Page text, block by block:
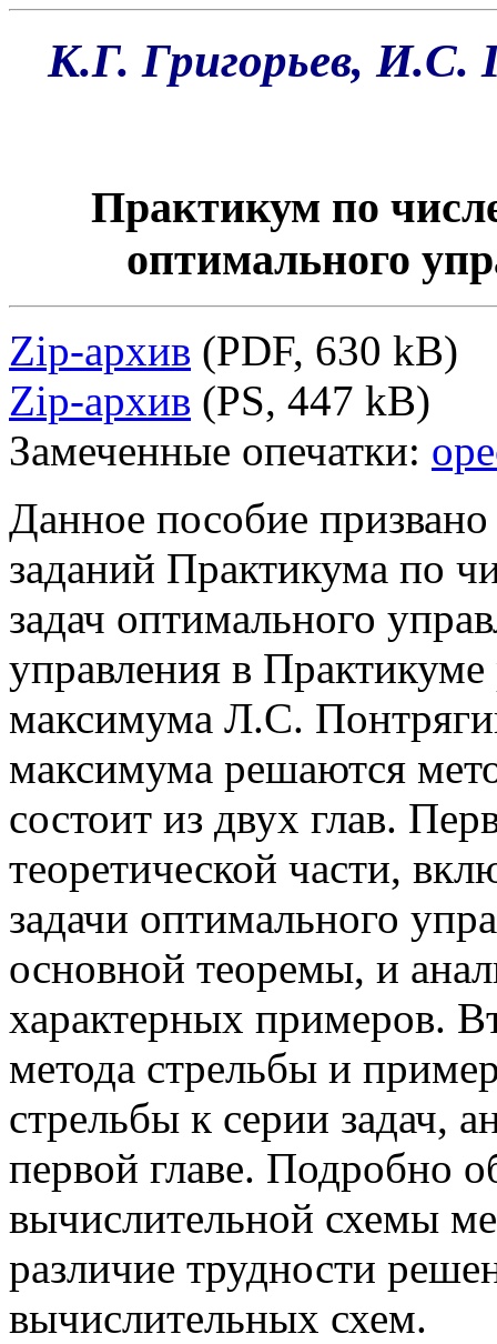
К.Г. Григорьев, И.С.
Практикум по
оптимального
Zip-архив (PDF, 630 kB)
Zip-архив (PS, 447 kB)
Замеченные опечатки:
Данное пособие
заданий Практикума по
задач оптимального
управления в
максимума Л.С.
максимума решаются
состоит из двух глав.
теоретической части,
задачи оптимального
основной теоремы, и
характерных примеров.
метода стрельбы и
стрельбы к серии задач,
первой главе. Подробно
вычислительной схемы
различие трудности
вычислительных схем.